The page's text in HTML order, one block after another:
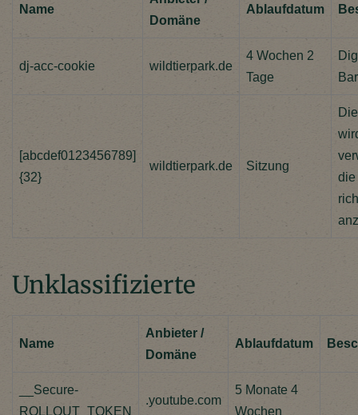
Name
Domäne
Ablaufdatum
dj-acc-cookie wildtierpark.de
4 Wochen 2
Tage
[abcdef0123456789]
{32}
wildtierpark.de Sitzung
die
Unklassifizierte
Name
Anbieter /
Domäne
Ablaufdatum
__Secure-
ROLLOUT_TOKEN
.youtube.com
5 Monate 4
Wochen